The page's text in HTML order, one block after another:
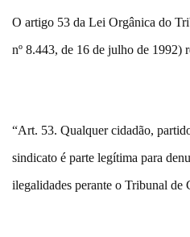
O artigo 53 da Lei Orgânica do
nº 8.443, de 16 de julho de 1992)
“Art. 53. Qualquer cidadão,
sindicato é parte legítima para
ilegalidades perante o Tribunal de